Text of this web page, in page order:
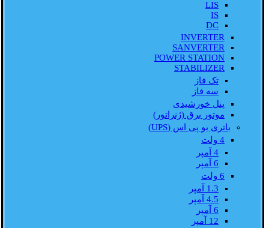
LIS
IS
DC
INVERTER
SANVERTER
POWER STATION
STABILIZER
تک فاز
سه فاز
پنل خورشیدی
موتور برق (ژنراتور)
باتری یو پی اس (UPS)
4 ولت
4 آمپر
6 آمپر
6 ولت
1.3 آمپر
4.5 آمپر
6 آمپر
12 آمپر